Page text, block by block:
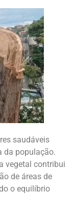
saudáveis
da população.
vegetal contribui
de áreas de
o equilíbrio